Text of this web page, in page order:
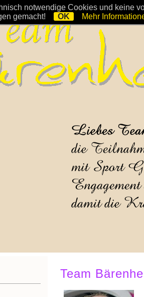
Team
notwendige Cookies und keine
gemacht!
OK Mehr